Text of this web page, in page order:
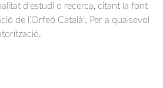
d'estudi o recerca, citant la font
de l’Orfeó Català". Per a qualsevol